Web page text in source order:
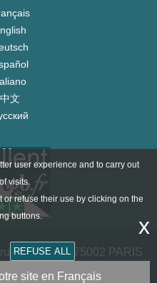
中文
Vivienne - 75002 PARIS
user experience and to carry out
visits.
or refuse their use by clicking on the
buttons.
REFUSE ALL
x
site en Français